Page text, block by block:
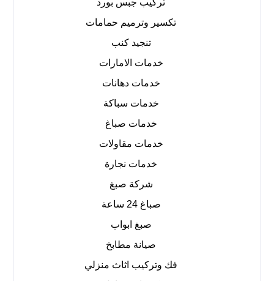
تكسير وترميم حمامات
تنجيد كنب
خدمات الامارات
خدمات دهانات
خدمات سباكة
خدمات صباغ
خدمات مقاولات
خدمات نجارة
شركة صبغ
صباغ 24 ساعة
صبغ ابواب
صيانة مطابخ
فك وتركيب اثاث منزلي